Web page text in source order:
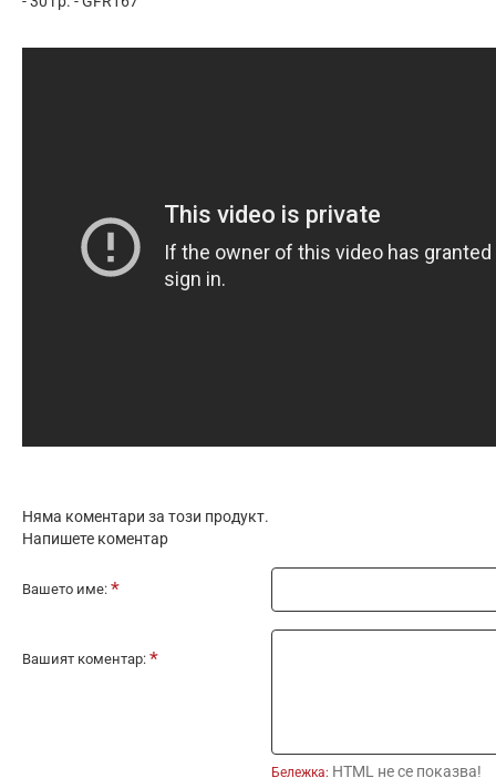
Няма коментари за този продукт.
Напишете коментар
Вашето име:
Вашият коментар:
Бележка: HTML не се показва!